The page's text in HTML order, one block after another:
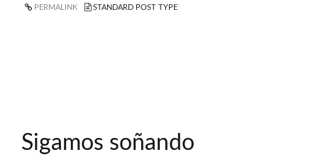
PERMALINK STANDARD POST TYPE
Sigamos soñando